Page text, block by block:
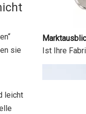
sie
leicht
Ist Ihre